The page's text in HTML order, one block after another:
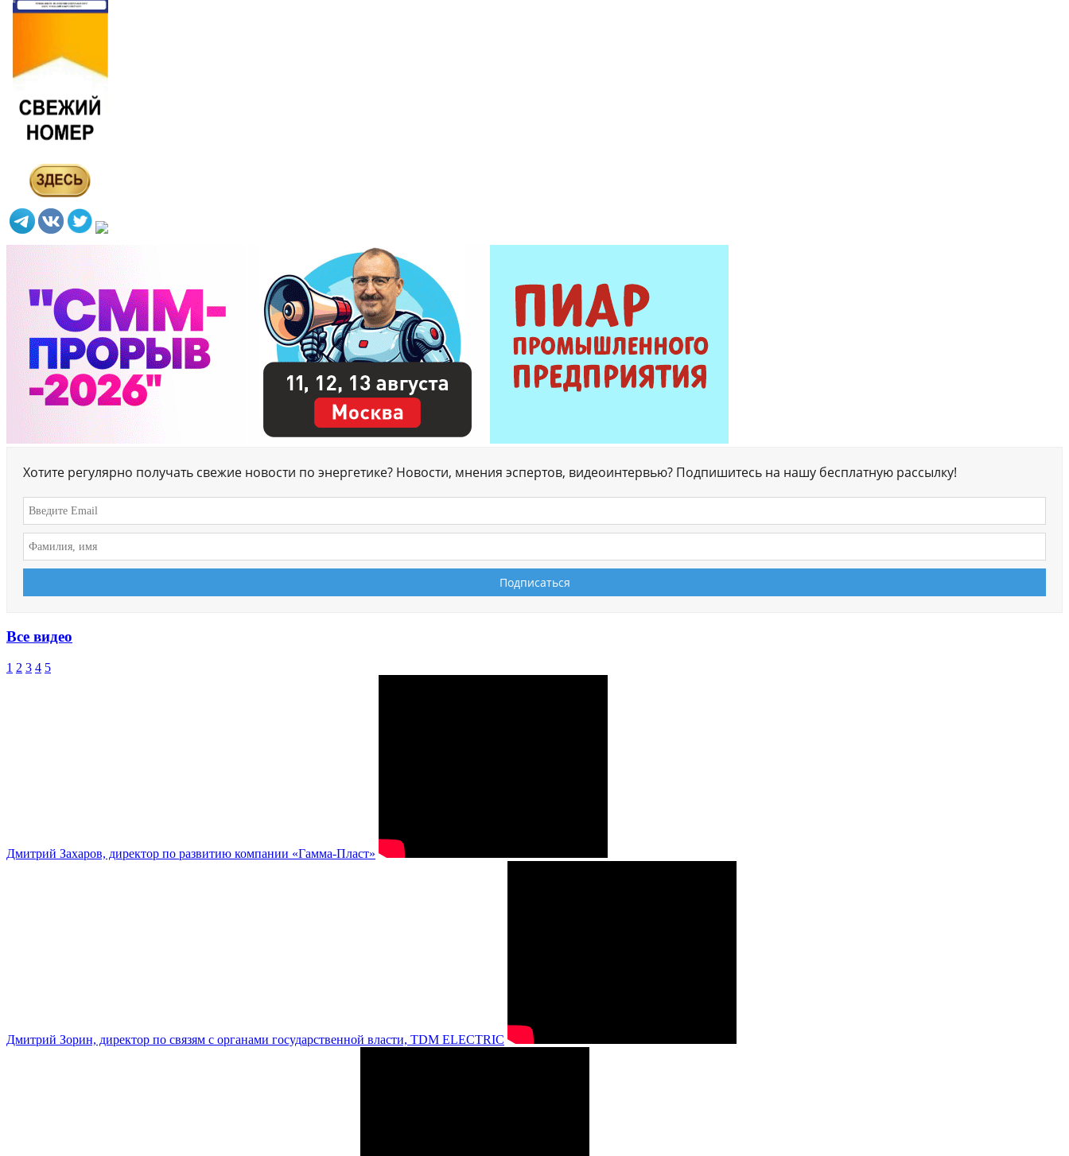
Хотите регулярно получать свежие новости по энергетике? Новости, мнения эспертов, видеоинтервью? Подпишитесь на нашу бесплатную рассылку!
Все видео
1 2 3 4 5
Дмитрий Захаров, директор по развитию компании «Гамма-Пласт»
Дмитрий Зорин, директор по связям с органами государственной власти, TDM ELECTRIC